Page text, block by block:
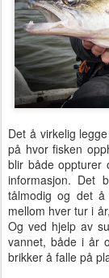
Det å virkelig
på hvor fisken
blir både oppturer
informasjon. Det
tålmodig og det
mellom hver tur i
Og ved hjelp av
vannet, både i år
brikker å falle på